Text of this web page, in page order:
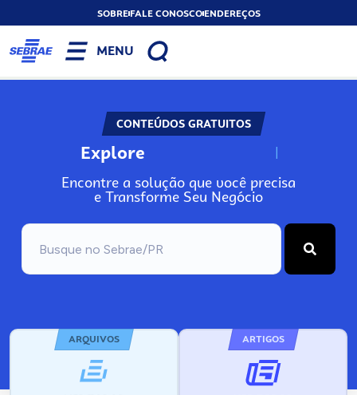
SOBREFALE CONOSCOENDEREÇOS
MENU
CONTEÚDOS GRATUITOS
Explore N
Encontre a solução que você precisa
e Transforme Seu Negócio
ARQUIVOS ARTIGOS